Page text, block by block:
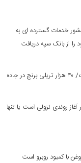
خدمات گسترده ای به
از بانک سپه دریافت
یک میلیون تن برنج وارداتی در کشور گم شده است/ ۴۰ هزار تریلی برنج در جاده
روندی نزولی است یا تنها
با کمبود روبرو است